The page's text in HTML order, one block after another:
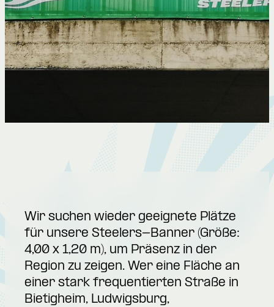
Wir suchen wieder geeignete Plätze
für unsere Steelers-Banner (Größe:
4,00 x 1,20 m), um Präsenz in der
Region zu zeigen. Wer eine Fläche an
einer stark frequentierten Straße in
Bietigheim, Ludwigsburg,